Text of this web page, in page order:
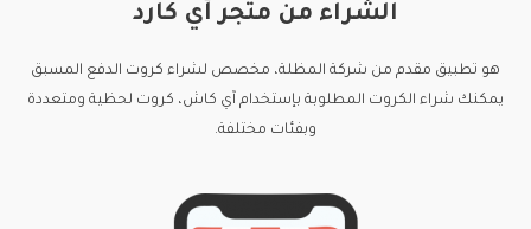
الشراء من متجر آي كارد
هو تطبيق مقدم من شركة المظلة، مخصص لشراء كروت الدفع المسبق
يمكنك شراء الكروت المطلوبة بإستخدام آي كاش، كروت لحظية ومتعددة
وبفئات مختلفة.